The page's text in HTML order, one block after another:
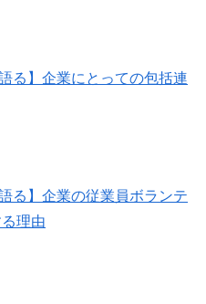
る】企業にとっての包括連
る】企業の従業員ボランテ
理由